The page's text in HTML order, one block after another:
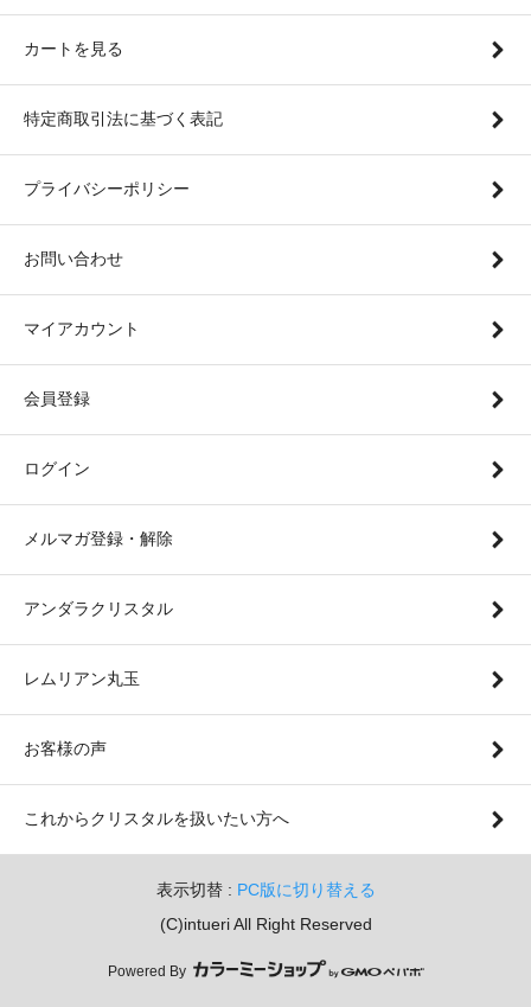
カートを見る
特定商取引法に基づく表記
プライバシーポリシー
お問い合わせ
マイアカウント
会員登録
ログイン
メルマガ登録・解除
アンダラクリスタル
レムリアン丸玉
お客様の声
これからクリスタルを扱いたい方へ
表示切替 : PC版に切り替える
(C)intueri All Right Reserved
Powered By